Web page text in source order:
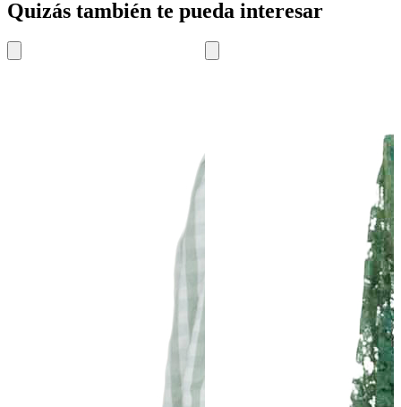
Quizás también te pueda interesar